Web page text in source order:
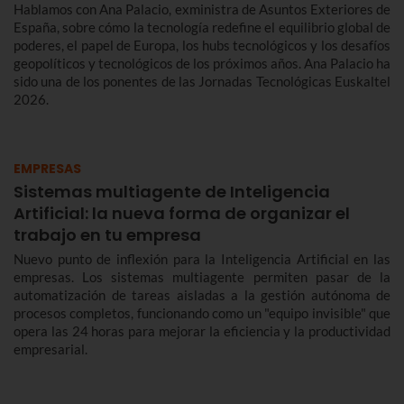
Hablamos con Ana Palacio, exministra de Asuntos Exteriores de
España, sobre cómo la tecnología redefine el equilibrio global de
poderes, el papel de Europa, los hubs tecnológicos y los desafíos
geopolíticos y tecnológicos de los próximos años. Ana Palacio ha
sido una de los ponentes de las Jornadas Tecnológicas Euskaltel
2026.
EMPRESAS
Sistemas multiagente de Inteligencia
Artificial: la nueva forma de organizar el
trabajo en tu empresa
Nuevo punto de inflexión para la Inteligencia Artificial en las
empresas. Los sistemas multiagente permiten pasar de la
automatización de tareas aisladas a la gestión autónoma de
procesos completos, funcionando como un "equipo invisible" que
opera las 24 horas para mejorar la eficiencia y la productividad
empresarial.